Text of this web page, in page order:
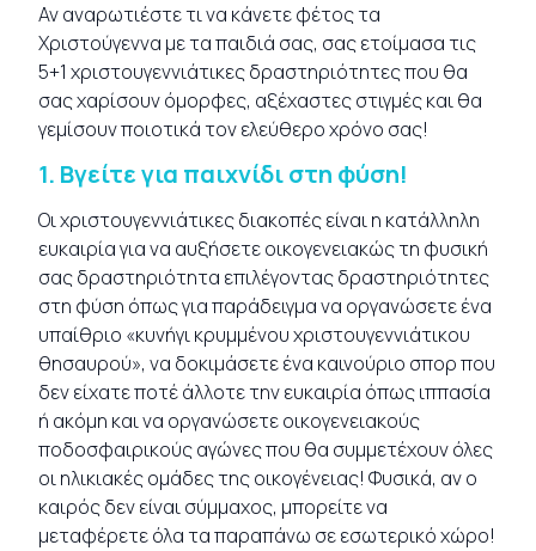
Αν αναρωτιέστε τι να κάνετε φέτος τα
Χριστούγεννα με τα παιδιά σας, σας ετοίμασα τις
5+1 χριστουγεννιάτικες δραστηριότητες που θα
σας χαρίσουν όμορφες, αξέχαστες στιγμές και θα
γεμίσουν ποιοτικά τον ελεύθερο χρόνο σας!
1. Βγείτε για παιχνίδι στη φύση!
Οι χριστουγεννιάτικες διακοπές είναι η κατάλληλη
ευκαιρία για να αυξήσετε οικογενειακώς τη φυσική
σας δραστηριότητα επιλέγοντας δραστηριότητες
στη φύση όπως για παράδειγμα να οργανώσετε ένα
υπαίθριο «κυνήγι κρυμμένου χριστουγεννιάτικου
θησαυρού», να δοκιμάσετε ένα καινούριο σπορ που
δεν είχατε ποτέ άλλοτε την ευκαιρία όπως ιππασία
ή ακόμη και να οργανώσετε οικογενειακούς
ποδοσφαιρικούς αγώνες που θα συμμετέχουν όλες
οι ηλικιακές ομάδες της οικογένειας! Φυσικά, αν ο
καιρός δεν είναι σύμμαχος, μπορείτε να
μεταφέρετε όλα τα παραπάνω σε εσωτερικό χώρο!